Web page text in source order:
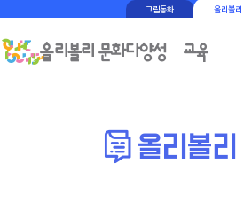
그림동화 올리볼리